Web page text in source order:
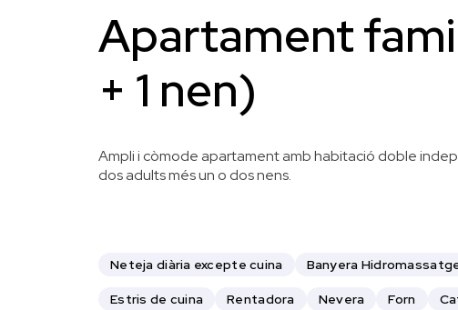
Apartament
+ 1 nen)
Ampli i còmode apartament amb habitació doble
dos adults més un o dos nens.
Neteja diària excepte cuina Banyera
Estris de cuina Rentadora Nevera Forn